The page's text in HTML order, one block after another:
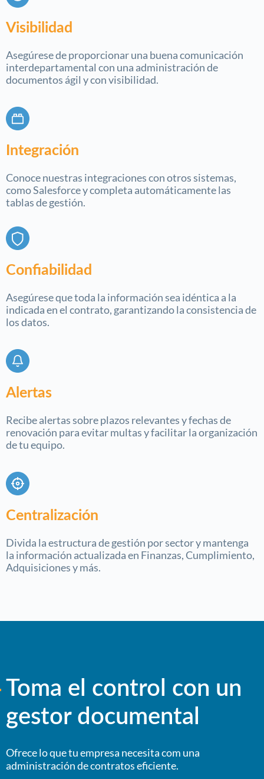
Visibilidad
Asegúrese de proporcionar una buena comunicación
interdepartamental con una administración de
documentos ágil y con visibilidad.
Integración
Conoce nuestras integraciones con otros sistemas,
como Salesforce y completa automáticamente las
tablas de gestión.
Confiabilidad
Asegúrese que toda la información sea idéntica a la
indicada en el contrato, garantizando la consistencia de
los datos.
Alertas
Recibe alertas sobre plazos relevantes y fechas de
renovación para evitar multas y facilitar la organización
de tu equipo.
Centralización
Divida la estructura de gestión por sector y mantenga
la información actualizada en Finanzas, Cumplimiento,
Adquisiciones y más.
Toma el control con un
gestor documental
Ofrece lo que tu empresa necesita com una
administración de contratos eficiente.